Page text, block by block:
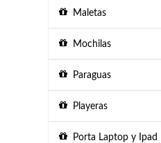
Maletas
Mochilas
Paraguas
Playeras
Porta Laptop y Ipad